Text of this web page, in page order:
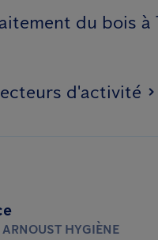
du bois à
d'activité
HYGIÈNE